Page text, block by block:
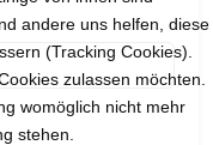
andere uns helfen, diese
(Tracking Cookies).
zulassen möchten.
womöglich nicht mehr
stehen.